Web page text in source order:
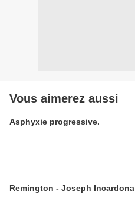
Vous aimerez aussi
Asphyxie progressive.
Remington - Joseph Incardona